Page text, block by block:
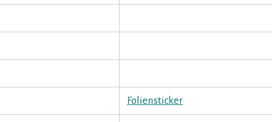
Foliensticker